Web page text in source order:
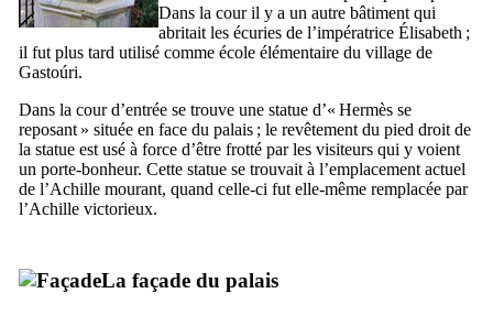
Dans la cour il y a un autre bâtiment qui
abritait les écuries de l’impératrice Élisabeth ;
il fut plus tard utilisé comme école élémentaire du village de
Gastoúri.
Dans la cour d’entrée se trouve une statue d’« Hermès se
reposant » située en face du palais ; le revêtement du pied droit de
la statue est usé à force d’être frotté par les visiteurs qui y voient
un porte-bonheur. Cette statue se trouvait à l’emplacement actuel
de l’Achille mourant, quand celle-ci fut elle-même remplacée par
l’Achille victorieux.
La façade du palais